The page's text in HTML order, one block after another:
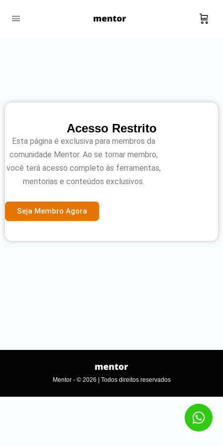
Acesso Restrito
Esta página é exclusiva para membros da
comunidade Mentor. Ao se tornar membro,
você terá acesso completo às ferramentas,
mentorias e conteúdos exclusivos.
Seja Membro Agora
Mentor - © 2026 | Todos direitos reservados